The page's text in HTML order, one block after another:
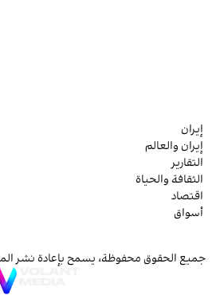
إيران
إيران والعالم
التقارير
الثقافة والحياة
اقتصاد
أسواق
جميع الحقوق محفوظة، يسمح بإعادة نشر